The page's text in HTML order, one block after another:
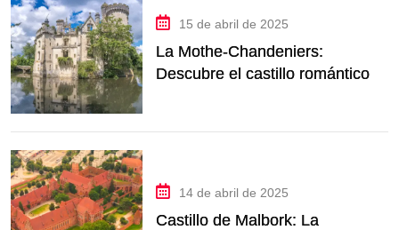
15 de abril de 2025
La Mothe-Chandeniers:
Descubre el castillo romántico
14 de abril de 2025
Castillo de Malbork: La